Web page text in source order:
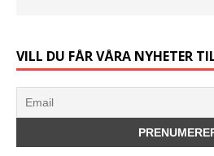
VILL DU FÅR VÅRA NYHETER